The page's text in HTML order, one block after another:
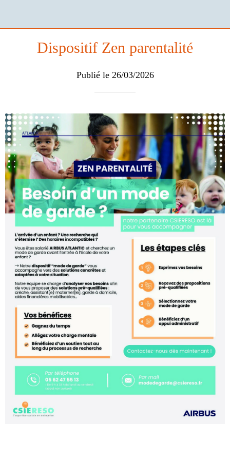
Dispositif Zen parentalité
Publié le 26/03/2026